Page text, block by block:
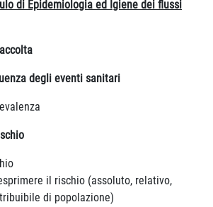
di Epidemiologia ed Igiene dei flussi
degli eventi sanitari
il rischio (assoluto, relativo,
di popolazione)